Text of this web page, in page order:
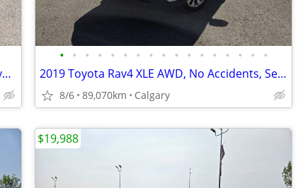
2022 Jeep Gladiator Willys, No Accidents, Overland ready #260608AB
• • • • • • • • • • • • • • • • •
2019 Toyota Rav4 XLE AWD, No Accidents, Service History #11169
8/6 89,070km Calgary
$19,988